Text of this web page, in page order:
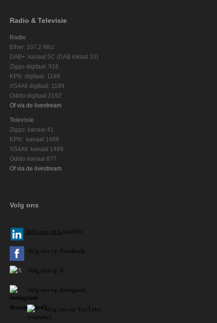
Radio & Televisie
Radio
Ether: 107.2 Mhz
DAB+: kanaal 5C (DAB lokaal 33)
Ziggo digitaal: 916
KPN digitaal: 1189
XS4All digitaal: 1189
Odido digitaal:2192
Of via de livestream
Televisie
Ziggo: kanaal 41
KPN: kanaal 1489
XS4All: kanaal 1489
Odido kanaal 877
Of via de livestream
Volg ons
Volg ons op L inkedIn
Volg ons op Facebook
Volg ons op X
Volg ons op Instagram
Volg ons op YouTube